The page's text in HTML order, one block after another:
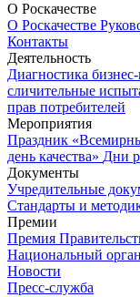
О Роскачестве
О Роскачестве
Контакты
Деятельность
Диагностика
сличительные
прав потребителей
Мероприятия
Праздник
день качества» Дни
Документы
Учредительные
Стандарты и
Премии
Премия
Национальный
Новости
Пресс-служба